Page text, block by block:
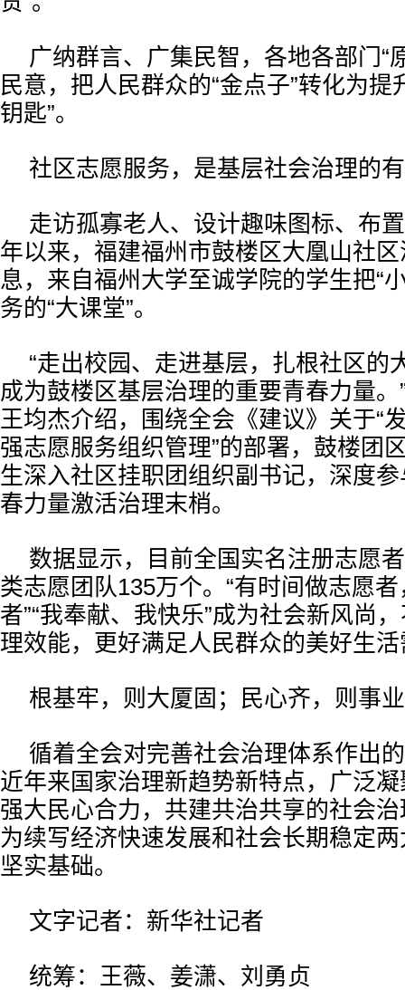
广纳群言、广集民智，各地各部门“
民意，把人民群众的“金点子”转化为提
钥匙”。
社区志愿服务，是基层社会治理的
走访孤寡老人、设计趣味图标、布
年以来，福建福州市鼓楼区大凰山社
息，来自福州大学至诚学院的学生把“
务的“大课堂”。
“走出校园、走进基层，扎根社区的
成为鼓楼区基层治理的重要青春力量
王均杰介绍，围绕全会《建议》关于“
强志愿服务组织管理”的部署，鼓楼团
生深入社区挂职团组织副书记，深度
春力量激活治理末梢。
数据显示，目前全国实名注册志愿
类志愿团队135万个。“有时间做志愿
者”“我奉献、我快乐”成为社会新风尚
理效能，更好满足人民群众的美好生
根基牢，则大厦固；民心齐，则事
循着全会对完善社会治理体系作出
近年来国家治理新趋势新特点，广泛
强大民心合力，共建共治共享的社会
为续写经济快速发展和社会长期稳定
坚实基础。
文字记者：新华社记者
统筹：王薇、姜潇、刘勇贞